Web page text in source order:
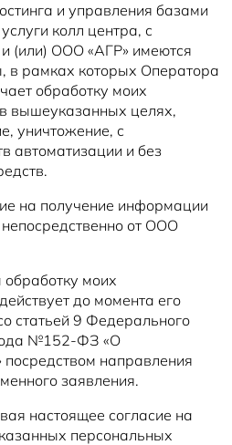
и управления базами
колл центра, с
(или) ООО «АГР» имеются
в рамках которых Оператора
обработку моих
вышеуказанных целях,
уничтожение, с
автоматизации и без
на получение информации
от ООО
моих
до момента его
статьей 9 Федерального
№152-ФЗ «О
направления
заявления.
настоящее согласие на
персональных